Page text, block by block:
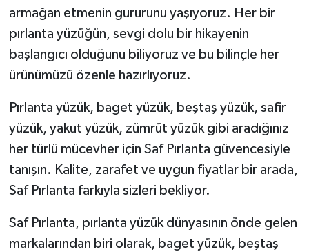
armağan etmenin gururunu yaşıyoruz. Her bir
pırlanta yüzüğün, sevgi dolu bir hikayenin
başlangıcı olduğunu biliyoruz ve bu bilinçle her
ürünümüzü özenle hazırlıyoruz.
Pırlanta yüzük, baget yüzük, beştaş yüzük, safir
yüzük, yakut yüzük, zümrüt yüzük gibi aradığınız
her türlü mücevher için Saf Pırlanta güvencesiyle
tanışın. Kalite, zarafet ve uygun fiyatlar bir arada,
Saf Pırlanta farkıyla sizleri bekliyor.
Saf Pırlanta, pırlanta yüzük dünyasının önde gelen
markalarından biri olarak, baget yüzük, beştaş